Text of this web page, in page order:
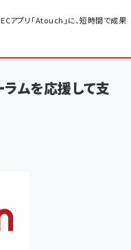
アプリ「Atouch」に、短時間で成果
ムを応援して支